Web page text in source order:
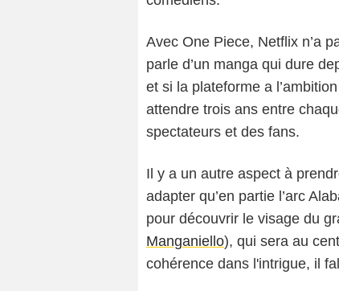
Avec One Piece, Netflix n’a
parle d’un manga qui dure
et si la plateforme a
attendre trois ans entre
spectateurs et des fans.
Il y a un autre aspect à
adapter qu’en partie l’arc
pour découvrir le visage du
Manganiello), qui sera au
cohérence dans l'intrigue, il